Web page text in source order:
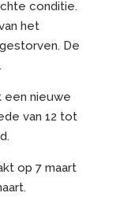
conditie.
het
De
nieuwe
van 12 tot
op 7 maart